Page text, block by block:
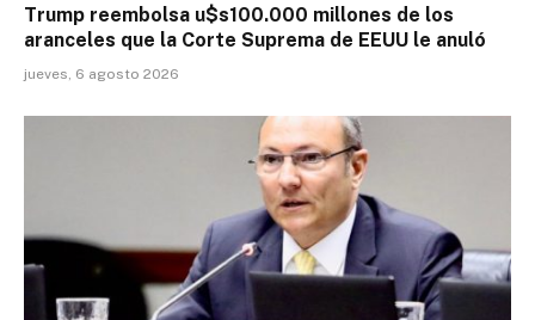
Trump reembolsa u$s100.000 millones de los
aranceles que la Corte Suprema de EEUU le anuló
jueves, 6 agosto 2026